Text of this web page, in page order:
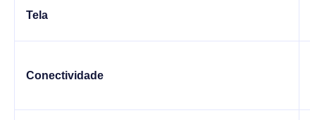
Tela
Conectividade